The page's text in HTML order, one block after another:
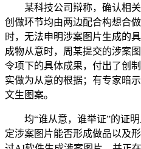
某科技公司辩称，确认相关
创做环节均由两边配合构想合
时，无法申明涉案图片生成的
成物从意时，周某提交的涉案
令项下的具体成果，付出了创
实做为从意的根据；有专家暗
文生图案。
均“谁从意，谁举证”的证明
定涉案图片能否形成做品以及